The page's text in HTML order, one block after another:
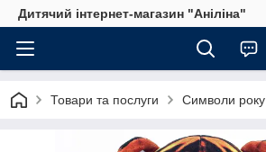
Дитячий інтернет-магазин "Аніліна"
Товари та послуги Символи року